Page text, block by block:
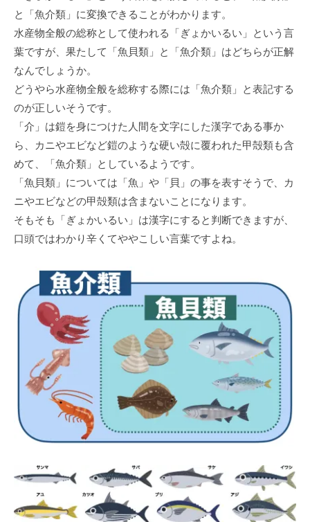
と「魚介類」に変換できることがわかります。
水産物全般の総称として使われる「ぎょかいるい」という言
葉ですが、果たして「魚貝類」と「魚介類」はどちらが正解
なんでしょうか。
どうやら水産物全般を総称する際には「魚介類」と表記する
のが正しいそうです。
「介」は鎧を身につけた人間を文字にした漢字である事か
ら、カニやエビなど鎧のような硬い殻に覆われた甲殻類も含
めて、「魚介類」としているようです。
「魚貝類」については「魚」や「貝」の事を表すそうで、カ
ニやエビなどの甲殻類は含まないことになります。
そもそも「ぎょかいるい」は漢字にすると判断できますが、
口頭ではわかり辛くてややこしい言葉ですよね。